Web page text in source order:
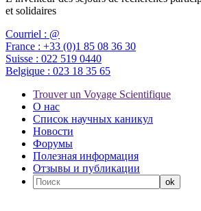
et solidaires
Courriel : @
France : +33 (0)1 85 08 36 30
Suisse : 022 519 0440
Belgique : 023 18 35 65
Trouver un Voyage Scientifique
О нас
Список научных каникул
Новости
Форумы
Полезная информация
Отзывы и публикации